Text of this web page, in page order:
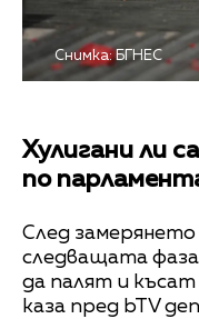
Снимка: БГНЕС
Хулигани ли
по
След
следващата
да палят и късат
каза пред bTV